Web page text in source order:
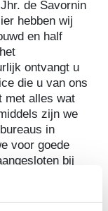
de Savornin
hebben wij
en half
ontvangt u
die u van ons
met alles wat
zijn we
in
voor goede
bij
kwaliteit